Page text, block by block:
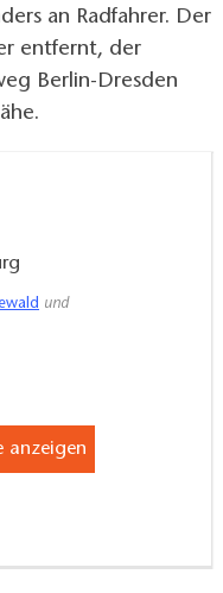
an Radfahrer. Der
entfernt, der
Berlin-Dresden
und
anzeigen